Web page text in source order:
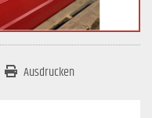
Ausdrucken